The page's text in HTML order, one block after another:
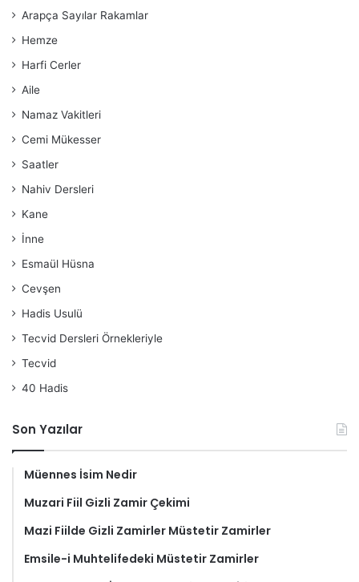
Arapça Sayılar Rakamlar
Hemze
Harfi Cerler
Aile
Namaz Vakitleri
Cemi Mükesser
Saatler
Nahiv Dersleri
Kane
İnne
Esmaül Hüsna
Cevşen
Hadis Usulü
Tecvid Dersleri Örnekleriyle
Tecvid
40 Hadis
Son Yazılar
Müennes İsim Nedir
Muzari Fiil Gizli Zamir Çekimi
Mazi Fiilde Gizli Zamirler Müstetir Zamirler
Emsile-i Muhtelifedeki Müstetir Zamirler